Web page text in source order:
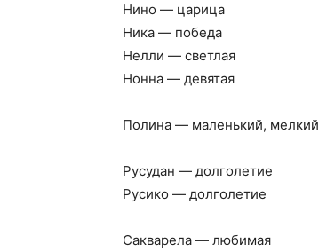
Нино — царица
Ника — победа
Нелли — светлая
Нонна — девятая
Полина — маленький, мелкий
Русудан — долголетие
Русико — долголетие
Сакварела — любимая